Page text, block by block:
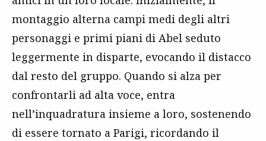
montaggio alterna campi medi degli altri
personaggi e primi piani di Abel seduto
leggermente in disparte, evocando il distacco
dal resto del gruppo. Quando si alza per
confrontarli ad alta voce, entra
nell’inquadratura insieme a loro, sostenendo
di essere tornato a Parigi, ricordando il